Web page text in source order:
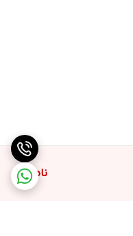
ناموجود